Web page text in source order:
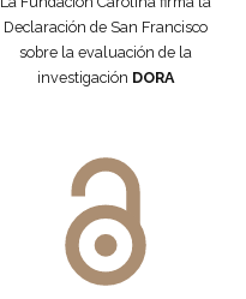
Declaración de San Francisco
sobre la evaluación de la
investigación DORA